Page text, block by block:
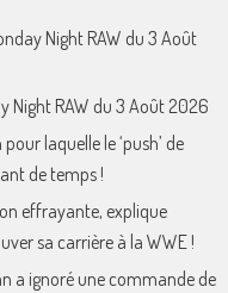
Night RAW du 3 Août
Night RAW du 3 Août 2026
laquelle le ‘push’ de
de temps !
effrayante, explique
sa carrière à la WWE !
a ignoré une commande de